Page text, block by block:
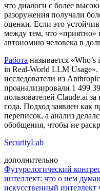
что диалоги с более
разоружения получали
оценки. Если это
между тем, что «приятно»
автономию человека в
Работа называется
in Real-World LLM
исследователи из
проанализировали 1 499
пользователей Claude.ai
года. Подход заявлен как
переписок, а анализ
обобщения, чтобы не
SecurityLab
дополнительно
Футурологический
интеллект: что о нем
искусственный интеллект